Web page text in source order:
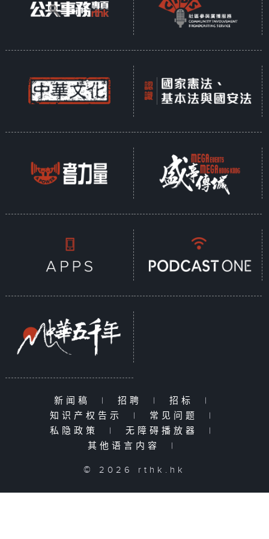
新闻稿 | 招聘 | 招标
|
知识产权告示
| 常见问题
|
私隐政策
| 无障碍播放器
|
其他语言内容
|
© 2026 rthk.hk